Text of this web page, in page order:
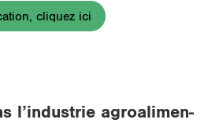
cliquez ici
l’in­dus­trie agroa­li­men­